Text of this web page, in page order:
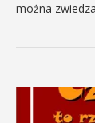
można